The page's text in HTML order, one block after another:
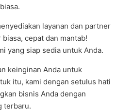
layanan dan partner
cepat dan mantab!
yang siap sedia untuk Anda.
keinginan Anda untuk
itu, kami dengan setulus hati
bisnis Anda dengan
terbaru.